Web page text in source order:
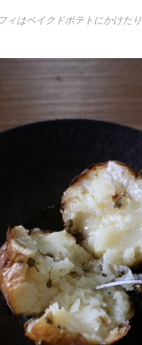
ィはベイクドポテトにかけたり